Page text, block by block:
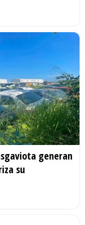
generan
su